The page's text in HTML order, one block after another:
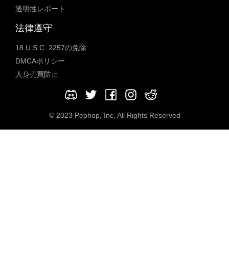
透明性レポート
法律遵守
18 U.S.C. 2257の免除
DMCAポリシー
人身売買防止
© 2023 Pephop, Inc. All Rights Reserved